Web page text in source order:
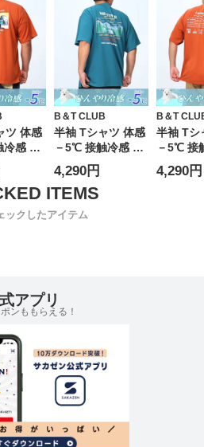
パーカ
ド 冷
春 夏
プルオーバー 春
プリン
ツ 体感
冷感 バ
ト
トップ
春 夏
ズ メン
B＆T CLUB
半袖 Tシャツ 体感
－5℃ 接触冷感 バ
ックプリント
ANYWAY トップス
ひんやり 春 夏 大
きいサイズ メンズ
4,290円
B＆T
半袖 Tシ
－5℃ 接
ックプ
プス ひ
4,290円
ックしたアイテム
アプリ
ンももらえる！